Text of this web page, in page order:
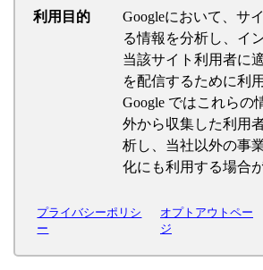
利用目的
Googleにおいて、サ
る情報を分析し、イ
当該サイト利用者に
を配信するために利
Google ではこれらの
外から収集した利用
析し、当社以外の事
化にも利用する場合
プライバシーポリシ
ー
オプトアウトペー
ジ